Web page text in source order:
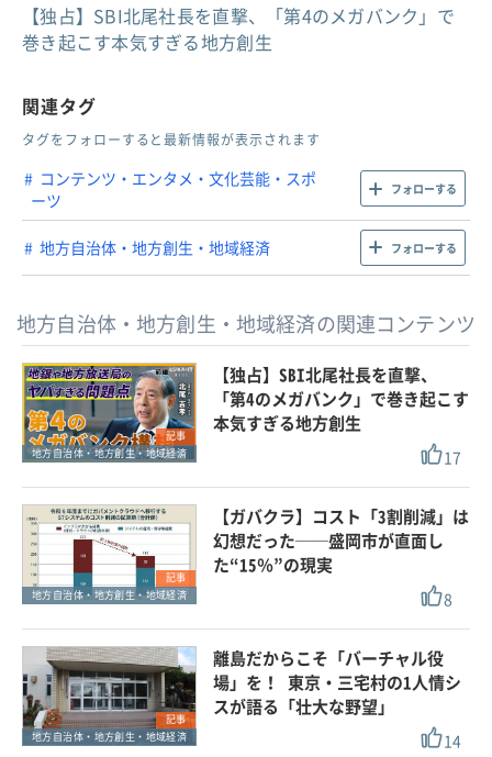
【独占】SBI北尾社長を直撃、「第4のメガバンク」で
巻き起こす本気すぎる地方創生
関連タグ
タグをフォローすると最新情報が表示されます
コンテンツ・エンタメ・文化芸能・スポ
ーツ
フォローする
地方自治体・地方創生・地域経済 フォローする
地方自治体・地方創生・地域経済の関連コンテンツ
記事
地方自治体・地方創生・地域経済
【独占】SBI北尾社長を直撃、
「第4のメガバンク」で巻き起こす
本気すぎる地方創生
17
記事
地方自治体・地方創生・地域経済
【ガバクラ】コスト「3割削減」は
幻想だった──盛岡市が直面し
た“15％”の現実
8
記事
地方自治体・地方創生・地域経済
離島だからこそ「バーチャル役
場」を！ 東京・三宅村の1人情シ
スが語る「壮大な野望」
14